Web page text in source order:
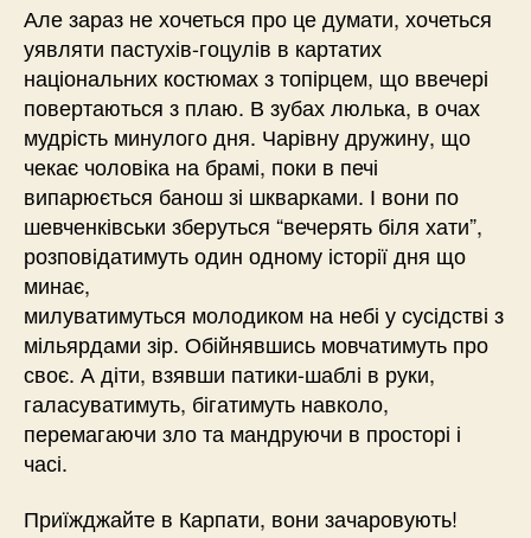
Але зараз не хочеться про це думати, хочеться
уявляти пастухів-гоцулів в картатих
національних костюмах з топірцем, що ввечері
повертаються з плаю. В зубах люлька, в очах
мудрість минулого дня. Чарівну дружину, що
чекає чоловіка на брамі, поки в печі
випарюється банош зі шкварками. І вони по
шевченківськи зберуться “вечерять біля хати”,
розповідатимуть один одному історії дня що
минає,
милуватимуться молодиком на небі у сусідстві з
мільярдами зір. Обійнявшись мовчатимуть про
своє. А діти, взявши патики-шаблі в руки,
галасуватимуть, бігатимуть навколо,
перемагаючи зло та мандруючи в просторі і
часі.
Приїжджайте в Карпати, вони зачаровують!